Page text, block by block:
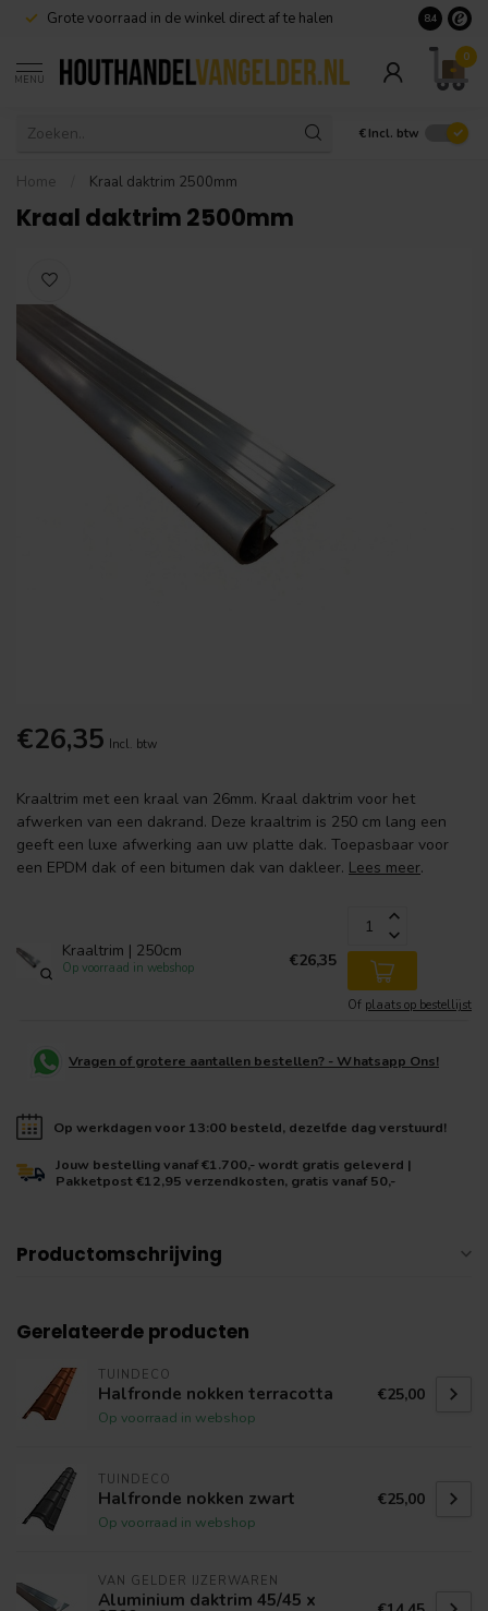
Grote voorraad in de winkel direct af te halen 8.4
MENU
0
€ Incl. btw
Home Kraal daktrim 2500mm
Kraal daktrim 2500mm
€26,35 Incl. btw
Kraaltrim met een kraal van 26mm. Kraal daktrim voor het
afwerken van een dakrand. Deze kraaltrim is 250 cm lang een
geeft een luxe afwerking aan uw platte dak. Toepasbaar voor
een EPDM dak of een bitumen dak van dakleer. Lees meer.
Kraaltrim | 250cm
Op voorraad in webshop €26,35
Of plaats op bestellijst
Vragen of grotere aantallen bestellen? - Whatsapp Ons!
Op werkdagen voor 13:00 besteld, dezelfde dag verstuurd!
Jouw bestelling vanaf €1.700,- wordt gratis geleverd |
Pakketpost €12,95 verzendkosten, gratis vanaf 50,-
Productomschrijving
Gerelateerde producten
TUINDECO
Halfronde nokken terracotta
Op voorraad in webshop
€25,00
TUINDECO
Halfronde nokken zwart
Op voorraad in webshop
€25,00
VAN GELDER IJZERWAREN
Aluminium daktrim 45/45 x